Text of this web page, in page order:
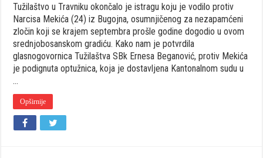
Tužilaštvo u Travniku okončalo je istragu koju je vodilo protiv
Narcisa Mekića (24) iz Bugojna, osumnjičenog za nezapamćeni
zločin koji se krajem septembra prošle godine dogodio u ovom
srednjobosanskom gradiću. Kako nam je potvrdila
glasnogovornica Tužilaštva SBk Ernesa Beganović, protiv Mekića
je podignuta optužnica, koja je dostavljena Kantonalnom sudu u
…
Opširnije